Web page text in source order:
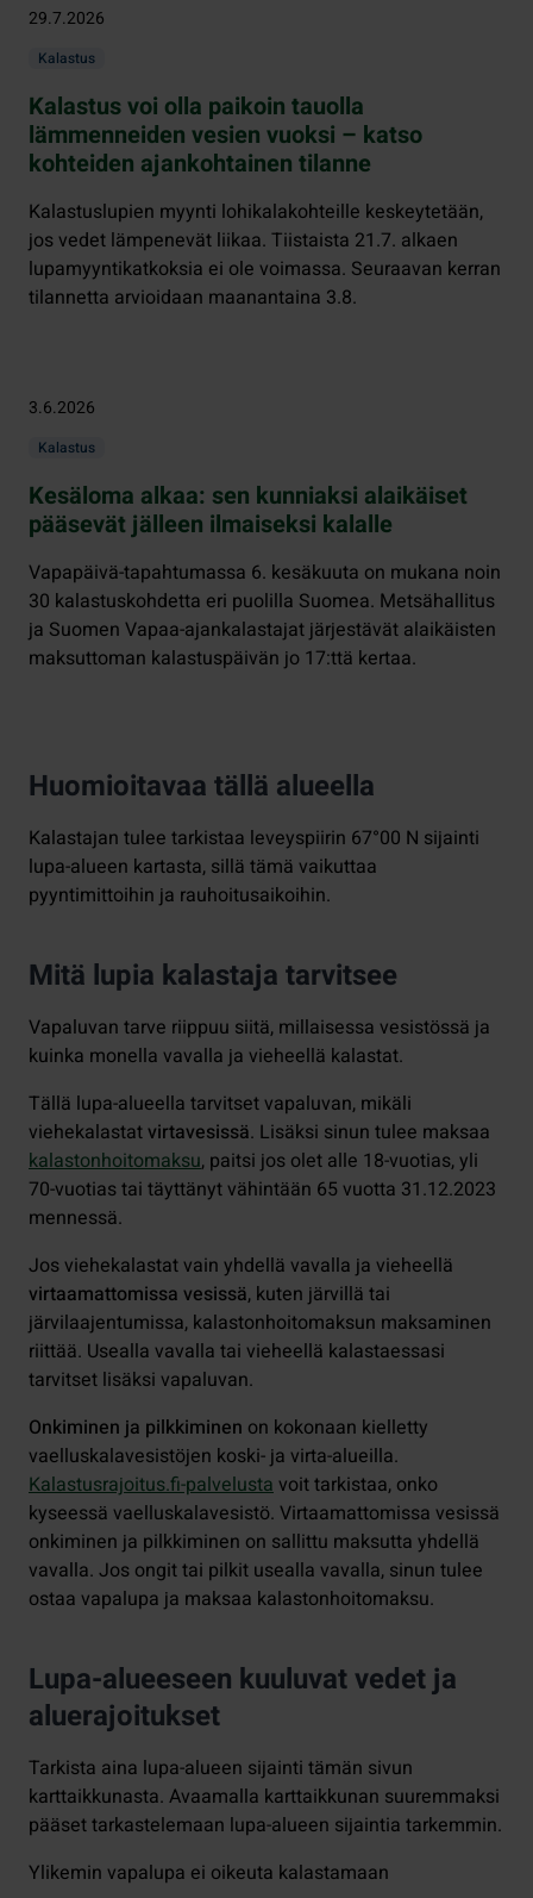
29.7.2026
Kalastus
Kalastus voi olla paikoin tauolla
lämmenneiden vesien vuoksi – katso
kohteiden ajankohtainen tilanne
Kalastuslupien myynti lohikalakohteille keskeytetään,
jos vedet lämpenevät liikaa. Tiistaista 21.7. alkaen
lupamyyntikatkoksia ei ole voimassa. Seuraavan kerran
tilannetta arvioidaan maanantaina 3.8.
3.6.2026
Kalastus
Kesäloma alkaa: sen kunniaksi alaikäiset
pääsevät jälleen ilmaiseksi kalalle
Vapapäivä-tapahtumassa 6. kesäkuuta on mukana noin
30 kalastuskohdetta eri puolilla Suomea. Metsähallitus
ja Suomen Vapaa-ajankalastajat järjestävät alaikäisten
maksuttoman kalastuspäivän jo 17:ttä kertaa.
Huomioitavaa tällä alueella
Kalastajan tulee tarkistaa leveyspiirin 67°00 N sijainti
lupa-alueen kartasta, sillä tämä vaikuttaa
pyyntimittoihin ja rauhoitusaikoihin.
Mitä lupia kalastaja tarvitsee
Vapaluvan tarve riippuu siitä, millaisessa vesistössä ja
kuinka monella vavalla ja vieheellä kalastat.
Tällä lupa-alueella tarvitset vapaluvan, mikäli
viehekalastatvirtavesissä. Lisäksi sinun tulee maksaa
kalastonhoitomaksu, paitsi jos olet alle 18-vuotias, yli
70-vuotias tai täyttänyt vähintään 65 vuotta 31.12.2023
mennessä.
Jos viehekalastat vain yhdellä vavalla ja vieheellä
virtaamattomissa vesissä, kuten järvillä tai
järvilaajentumissa, kalastonhoitomaksun maksaminen
riittää. Usealla vavalla tai vieheellä kalastaessasi
tarvitset lisäksi vapaluvan.
Onkiminen ja pilkkiminen on kokonaan kielletty
vaelluskalavesistöjen koski- ja virta-alueilla.
Kalastusrajoitus.fi-palvelustavoit tarkistaa, onko
kyseessä vaelluskalavesistö. Virtaamattomissa vesissä
onkiminen ja pilkkiminen on sallittu maksutta yhdellä
vavalla. Jos ongit tai pilkit usealla vavalla, sinun tulee
ostaa vapalupa ja maksaa kalastonhoitomaksu.
Lupa-alueeseen kuuluvat vedet ja
aluerajoitukset
Tarkista aina lupa-alueen sijainti tämän sivun
karttaikkunasta. Avaamalla karttaikkunan suuremmaksi
pääset tarkastelemaan lupa-alueen sijaintia tarkemmin.
Ylikemin vapalupa ei oikeuta kalastamaan